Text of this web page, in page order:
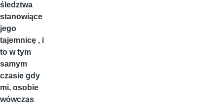
śledztwa
stanowiące
jego
tajemnicę , i
to w tym
samym
czasie gdy
mi, osobie
wówczas